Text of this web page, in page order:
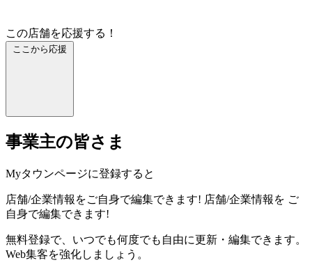
この店舗を応援する！
ここから応援
事業主の皆さま
Myタウンページに登録すると
店舗/企業情報をご自身で編集できます! 店舗/企業情報を ご
自身で編集できます!
無料登録で、いつでも何度でも自由に更新・編集できます。
Web集客を強化しましょう。